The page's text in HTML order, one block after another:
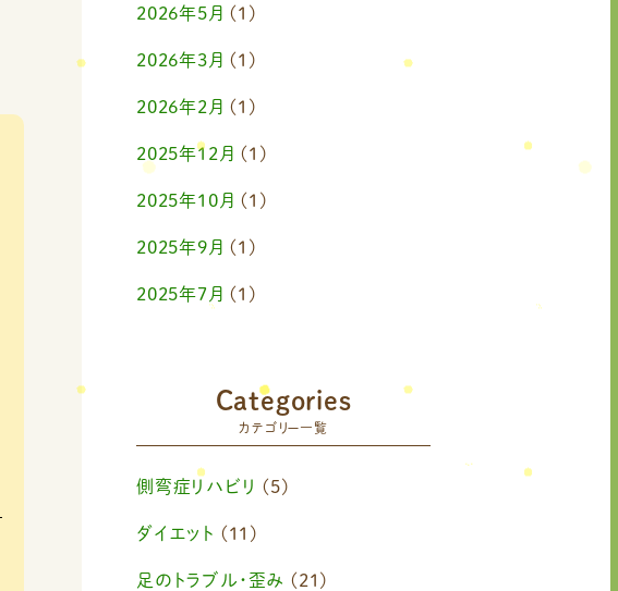
2026年5月 (1)
2026年3月 (1)
2026年2月 (1)
2025年12月 (1)
2025年10月 (1)
2025年9月 (1)
2025年7月 (1)
2025年4月(1)
(1)
2025年1月 (1)
2024年11月(1)
2024年10月 (1)
Categories
カテゴリー一覧
側弯症リハビリ (5)
ダイエット (11)
足のトラブル・歪み (21)